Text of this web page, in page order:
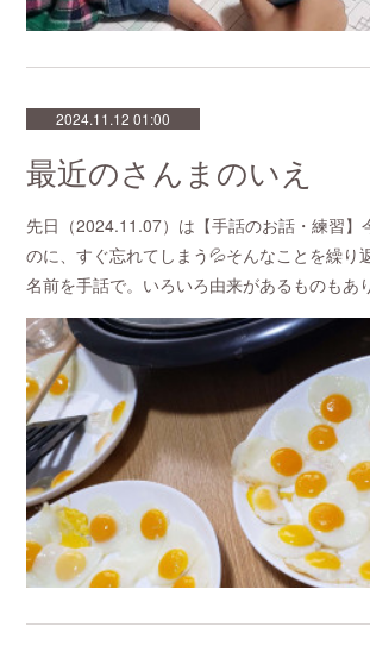
2024.11.12 01:00
最近のさんまのいえ
先日（2024.11.07）は【手話のお話・練習】
のに、すぐ忘れてしまう💦そんなことを繰り
名前を手話で。いろいろ由来があるものも